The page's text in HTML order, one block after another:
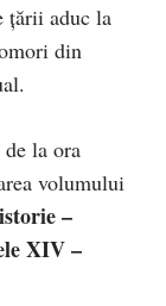
țării aduc la
din
la ora
volumului
–
XIV –